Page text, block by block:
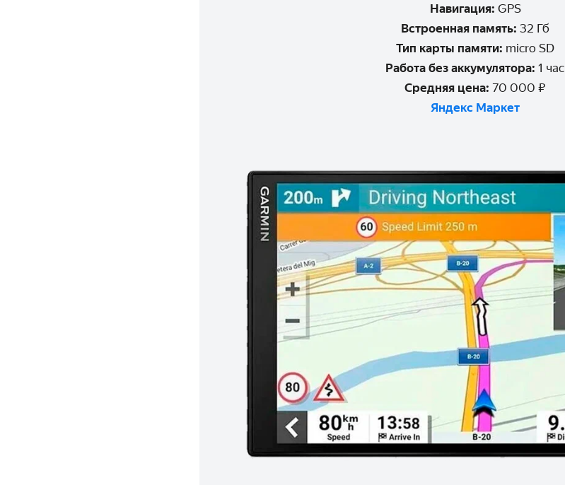
Навигация: GPS
Встроенная память: 32 Гб
Тип карты памяти: micro SD
Работа без аккумулятора: 1 час
Средняя цена: 70 000 ₽
Яндекс Маркет